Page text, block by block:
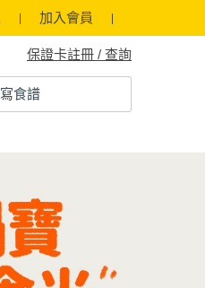
加入會員
保證卡註冊 / 查詢
寫食譜